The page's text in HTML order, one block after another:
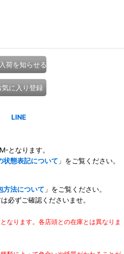
荷を知らせる
気に入り登録
となります。
状態表記について 」をご覧ください。
方法について 」をご覧ください。
必ずご確認くださいませ。
なります。各店頭との在庫とは異なりま